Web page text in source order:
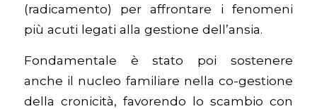
(radicamento) per affrontare i fenomeni
più acuti legati alla gestione dell’ansia.
Fondamentale è stato poi sostenere
anche il nucleo familiare nella co-gestione
della cronicità, favorendo lo scambio con